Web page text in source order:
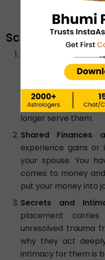
might be infidelity
dissatisfaction.
Scorpio in 8th
Transformation
placement
8th house in
combination face
power struggles,
longer serve them.
Shared Finances
experience gains
your spouse. You
comes to money
put your money into
Secrets and
placement
unresolved trauma
why they act
intimacy for them is